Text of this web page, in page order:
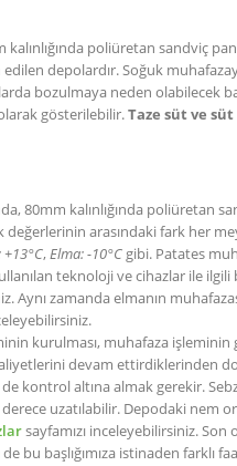
kalınlığında poliüretan sandviç
edilen depolardır. Soğuk
bozulmaya neden olabilecek
gösterilebilir.Taze süt ve
80mm kalınlığında poliüretan
değerlerinin arasındaki fark her
+13°C, Elma: -10°C gibi. Patates
teknoloji ve cihazlar ile
Aynı zamanda elmanın
kurulması, muhafaza
devam ettirdiklerinden
kontrol altına almak gerekir.
uzatılabilir. Depodaki nem
sayfamızı inceleyebilirsiniz.
bu başlığımıza istinaden farklı